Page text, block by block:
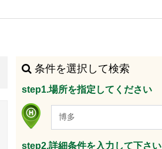
条件を選択して検索
step1.場所を指定してください
step2.詳細条件を入力して下さい